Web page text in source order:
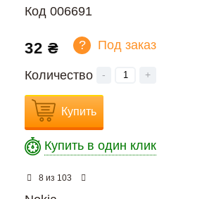
Код 006691
32 ₴ ? Под заказ
Количество - +
Купить
Купить в один клик
8 из 103